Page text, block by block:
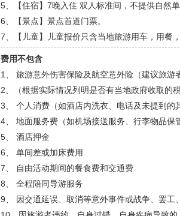
5、【住宿】 7晚入住 双人标准间，不提供自然
6、【景点】景点首道门票。
7、【儿童】儿童报价只含当地旅游用车，用餐
费用不包含
1、 旅游意外伤害保险及航空意外险（建议旅游
2、（根据实际情况列明是否有当地政府收取的
3、 个人消费（如酒店内洗衣、电话及未提到的
4、 地面服务费（如机场接送服务、行李物品保
5、 酒店押金
6、 单间差或加床费用
7、 自由活动期间的餐食费和交通费
8、 全程陪同导游服务
9、 因交通延误、取消等意外事件或战争、罢工